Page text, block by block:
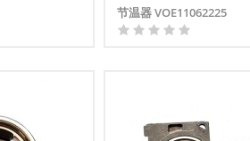
节温器 VOE11062225